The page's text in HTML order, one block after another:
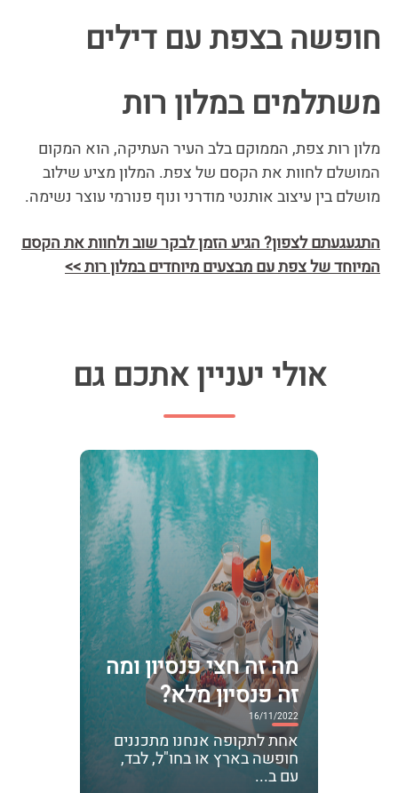
חופשה בצפת עם דילים
משתלמים במלון רות
מלון רות צפת, הממוקם בלב העיר העתיקה, הוא המקום
המושלם לחוות את הקסם של צפת. המלון מציע שילוב
מושלם בין עיצוב אותנטי מודרני ונוף פנורמי עוצר נשימה.
התגעגעתם לצפון? הגיע הזמן לבקר שוב ולחוות את הקסם
המיוחד של צפת עם מבצעים מיוחדים במלון רות >>
אולי יעניין אתכם גם
מה זה חצי פנסיון ומה
זה פנסיון מלא?
16/11/2022
אחת לתקופה אנחנו מתכננים
חופשה בארץ או בחו"ל, לבד,
עם ב...